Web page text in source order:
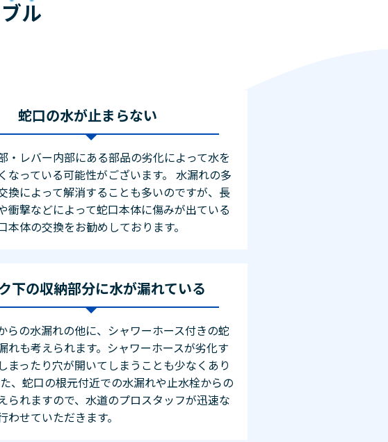
ル
蛇口の水が止まらない
・レバー内部にある部品の劣化によって水を
なっている可能性がございます。 水漏れの多
換によって解消することも多いのですが、長
衝撃などによって蛇口本体に傷みが出ている
本体の交換をお勧めしております。
下の収納部分に水が漏れている
らの水漏れの他に、シャワーホース付きの蛇
れも考えられます。シャワーホースが劣化す
まったり穴が開いてしまうことも少なくあり
、蛇口の根元付近での水漏れや止水栓からの
られますので、水道のプロスタッフが迅速な
わせていただきます。